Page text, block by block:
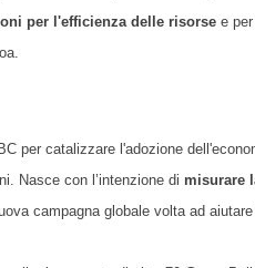
per l'efficienza delle risorse e
per catalizzare l'adozione
Nasce con l’intenzione di misurare
campagna globale volta ad